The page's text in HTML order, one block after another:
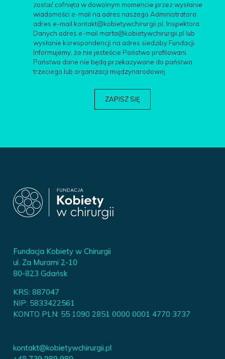
zostać cofnięta w dowolnym momencie przez wysłanie
wiadomości e-mail na adres naszego Administratora
adres e-mail kontakt@kobietywchirurgii.pl, Inspektora
Danych adres e-mail marta@kobietywchirurgii.pl lub
wysłanie korespondencji na adres siedziby Fundacji.
Informujemy, że nie jesteście Państwo profilowani.
Państwa dane nie będą przekazywane do państwa
trzeciego lub organizacji międzynarodowej.
Fundacja Kobiety w Chirurgii
ul. Za Murami 2-10
80-823 Gdańsk
KRS: 887047
NIP: 5833422561
KONTO PLN: 55 1090 2851 0000 0001 4770 3737
kontakt@kobietywchirurgii.pl